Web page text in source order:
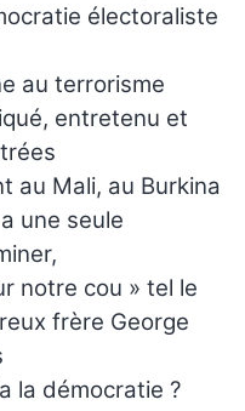
électoraliste
au terrorisme
entretenu et
au Mali, au Burkina
une seule
notre cou » tel le
frère George
la démocratie ?